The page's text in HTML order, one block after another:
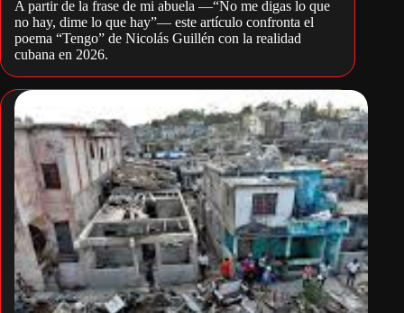
A partir de la frase de mi abuela —“No me digas lo que
no hay, dime lo que hay”— este artículo confronta el
poema “Tengo” de Nicolás Guillén con la realidad
cubana en 2026.